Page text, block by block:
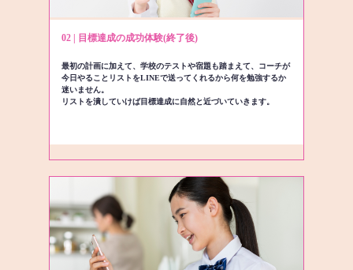
02 | 目標達成の成功体験(終了後)
最初の計画に加えて、学校のテストや宿題も踏まえて、コーチが
今日やることリストをLINEで送ってくれるから何を勉強するか
迷いません。
リストを潰していけば目標達成に自然と近づいていきます。